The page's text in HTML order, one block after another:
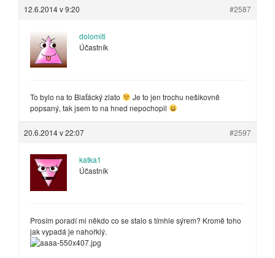
12.6.2014 v 9:20 #2587
dolomiti
Účastník
To bylo na to Blaťácký zlato
Je to jen trochu nešikovně
popsaný, tak jsem to na hned nepochopil
20.6.2014 v 22:07 #2597
katka1
Účastník
Prosím poradí mi někdo co se stalo s tímhle sýrem? Kromě toho
jak vypadá je nahořklý.